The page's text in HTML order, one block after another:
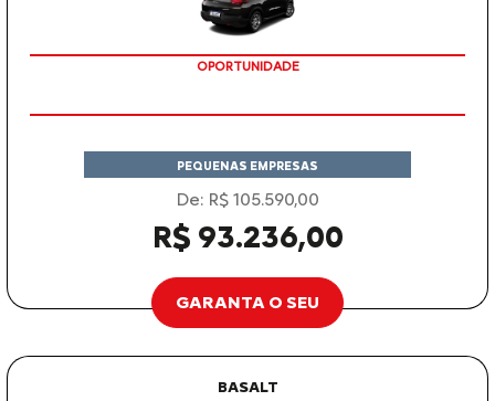
OPORTUNIDADE
PEQUENAS EMPRESAS
De: R$ 105.590,00
R$ 93.236,00
GARANTA O SEU
BASALT